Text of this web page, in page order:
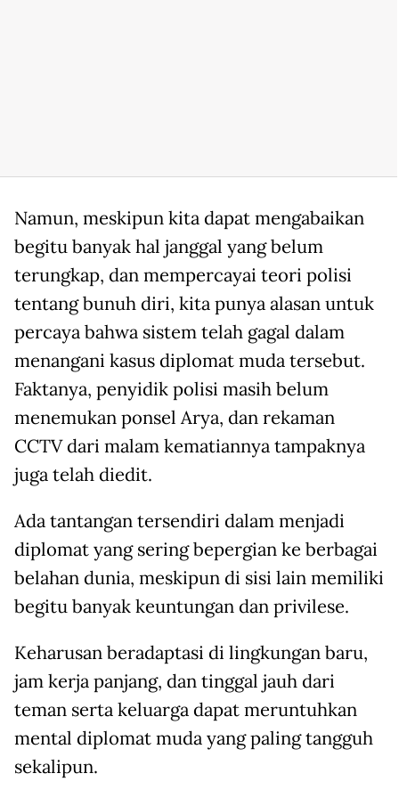
Namun, meskipun kita dapat mengabaikan
begitu banyak hal janggal yang belum
terungkap, dan mempercayai teori polisi
tentang bunuh diri, kita punya alasan untuk
percaya bahwa sistem telah gagal dalam
menangani kasus diplomat muda tersebut.
Faktanya, penyidik polisi masih belum
menemukan ponsel Arya, dan rekaman
CCTV dari malam kematiannya tampaknya
juga telah diedit.
Ada tantangan tersendiri dalam menjadi
diplomat yang sering bepergian ke berbagai
belahan dunia, meskipun di sisi lain memiliki
begitu banyak keuntungan dan privilese.
Keharusan beradaptasi di lingkungan baru,
jam kerja panjang, dan tinggal jauh dari
teman serta keluarga dapat meruntuhkan
mental diplomat muda yang paling tangguh
sekalipun.